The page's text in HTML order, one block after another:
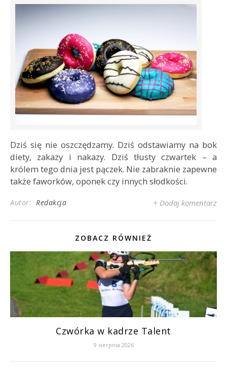
Dziś się nie oszczędzamy. Dziś odstawiamy na bok
diety, zakazy i nakazy. Dziś tłusty czwartek – a
królem tego dnia jest pączek. Nie zabraknie zapewne
także faworków, oponek czy innych słodkości.
Autor: Redakcja + Dodaj komentarz
ZOBACZ RÓWNIEŻ
Czwórka w kadrze Talent
9 sierpnia 2026